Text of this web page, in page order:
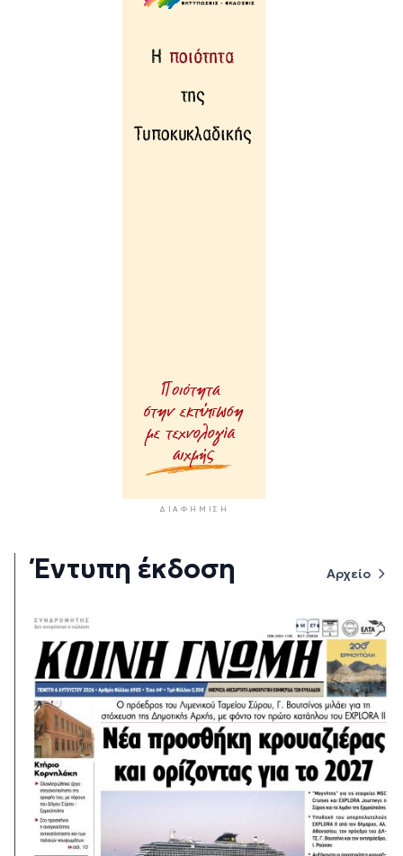
ΔΙΑΦΉΜΙΣΗ
Έντυπη έκδοση Αρχείο